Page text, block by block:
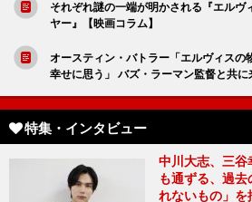
それぞれ謎の一端が明かされる『エルヴ
ヤー』【映画コラム】
オースティン・バトラー「エルヴィスの
幸せに思う」 バズ・ラーマン監督と共に
特集・インタビュー
中川大志、三谷
も通ずる、過
れないもの」